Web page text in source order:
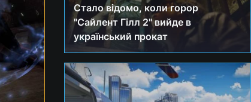
Стало відомо, коли горор
"Сайлент Гілл 2" вийде в
український прокат